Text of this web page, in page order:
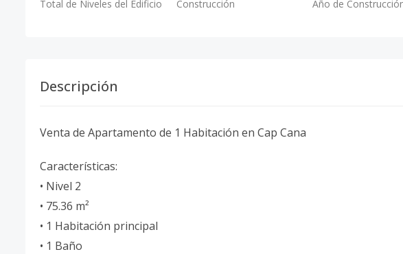
Total de Niveles del Edificio Construcción Año de
Descripción
Venta de Apartamento de 1 Habitación en Cap Cana
Características:
• Nivel 2
• 75.36 m²
• 1 Habitación principal
• 1 Baño